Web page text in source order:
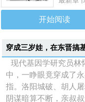
开始阅读
穿成三岁娃，在东晋搞
现代基因学研究员林
中，一睁眼竟穿成了
指。洛阳城破、胡人
阴谋暗算不断，亲叔